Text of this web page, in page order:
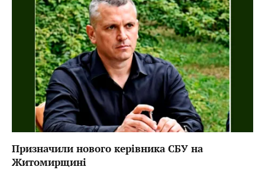
Призначили нового керівника СБУ на
Житомирщині